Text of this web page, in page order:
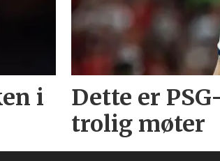
i
Dette er
trolig møter